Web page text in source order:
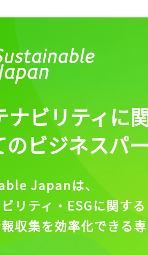
ナビリティに
のビジネスパ
Japanは、
リティ・ESGに関する
収集を効率化できる